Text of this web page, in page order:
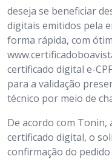
deseja se beneficiar
digitais emitidos pela
forma rápida, com
certificado digital e-
para a validação
técnico por meio de
De acordo com Tonin,
certificado digital, o
confirmação do